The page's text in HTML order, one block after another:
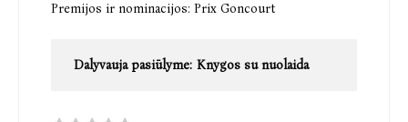
Premijos ir nominacijos: Prix Goncourt
Dalyvauja pasiūlyme: Knygos su nuolaida